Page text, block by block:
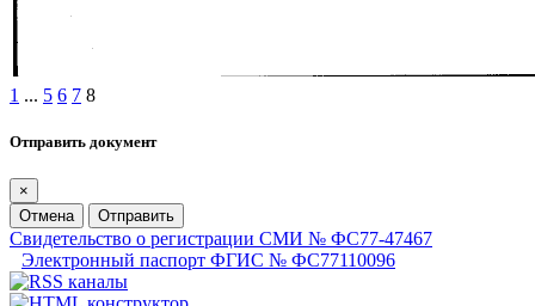
1 ... 5 6 7 8
Отправить документ
×
Отмена
Отправить
Свидетельство о регистрации СМИ № ФС77-47467
Электронный паспорт ФГИС № ФС77110096